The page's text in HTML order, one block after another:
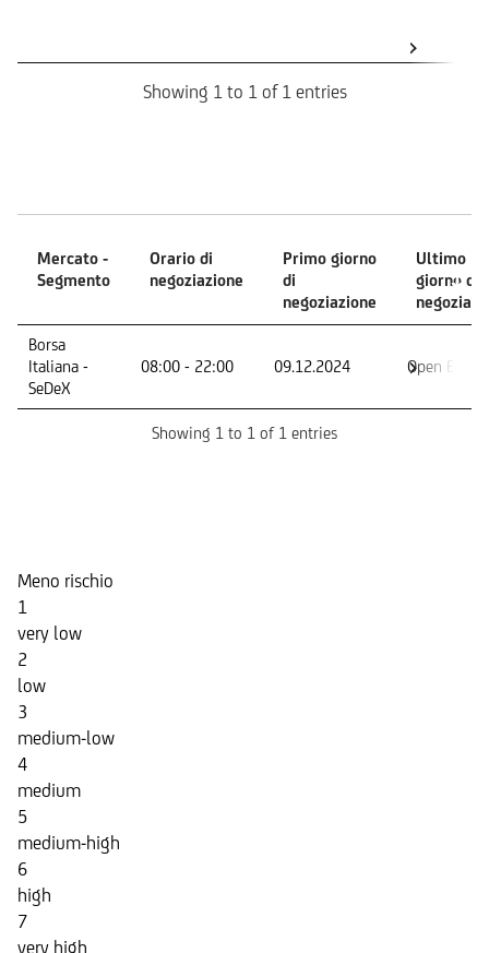
Showing 1 to 1 of 1 entries
Mercato -
Segmento
Orario di
negoziazione
Primo giorno
di
negoziazione
Ultimo
giorno di
Segmento
negoziazione
di
giorno di
Borsa
Italiana -
SeDeX
08:00 - 22:00 09.12.2024 Open End
Showing 1 to 1 of 1 entries
Meno rischio
1
very low
2
low
3
medium-low
4
medium
5
medium-high
6
high
7
very high